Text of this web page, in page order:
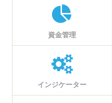
資金管理
インジケーター